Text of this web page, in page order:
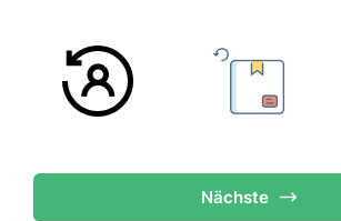
Nächste